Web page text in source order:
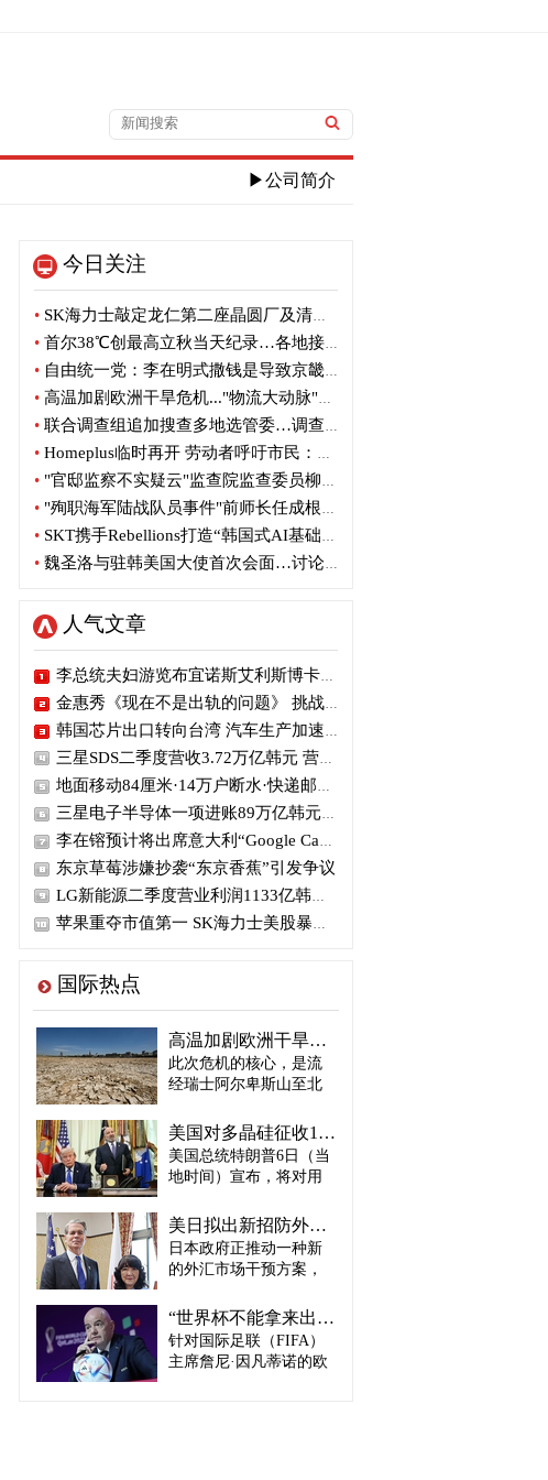
▶公司简介
今日关注
• SK海力士敲定龙仁第二座晶圆厂及清州M17投资
• 首尔38℃创最高立秋当天纪录…各地接连刷新高温纪录
• 自由统一党：李在明式撒钱是导致京畿道财政破产的罪魁祸首
• 高温加剧欧洲干旱危机..."物流大动脉"莱茵河水位创历史新低
• 联合调查组追加搜查多地选管委…调查“篡改统计数据”事件
• Homeplus临时再开 劳动者呼吁市民：请多光临
• "官邸监察不实疑云"监查院监查委员柳炳浩被批捕起诉
• "殉职海军陆战队员事件"前师长任成根被判3年
• SKT携手Rebellions打造“韩国式AI基础设施”
• 魏圣洛与驻韩美国大使首次会面…讨论韩美关系
人气文章
李总统夫妇游览布宜诺斯艾利斯博卡区后启程赴德
金惠秀《现在不是出轨的问题》 挑战黑色幽默
韩国芯片出口转向台湾 汽车生产加速本地化美国
三星SDS二季度营收3.72万亿韩元 营业利润2318亿韩元
地面移动84厘米·14万户断水·快递邮政停摆...熊本陷入瘫痪
三星电子半导体一项进账89万亿韩元....刷新最高季度业绩
李在镕预计将出席意大利“Google Camp” 加快AI合作
东京草莓涉嫌抄袭“东京香蕉”引发争议
LG新能源二季度营业利润1133亿韩元 同比下降77%
苹果重夺市值第一 SK海力士美股暴跌...AI与中国扩产加剧芯片变数
国际热点
高温加剧欧洲干旱危机..."物流大动脉"莱茵河水位创历史新低
此次危机的核心，是流
经瑞士阿尔卑斯山至北
——这条支撑欧洲全域
贸易与产业的核心水
路，每年经此运输的船
只与货物达数千艘、数
位已跌至1880年开始官
方观测以来的最低水
平，由此导致供应链受
量。 在莱茵河流经的德
国杜伊斯堡，河流部分
河段水深已浅至约1.2
美国对多晶硅征收15%关税…遏制中国供应链
美国总统特朗普6日（当
地时间）宣布，将对用
板的核心材料多晶硅产
品征收15%关税，并设定
最低价格。 据《华尔街
日报》（WSJ）等媒体报
华盛顿特区白宫签署公
告，对太阳能相关材料
及设备进口产品征收15%
美日拟出新招防外汇干预“弹药耗尽”：不卖美债 借美元买入日元
日本政府正推动一种新
的外汇市场干预方案，
债，而是从美国联邦储
备委员会（Fed·美联储）
借入美元，再买入日
元。此举既可打乱投机
“世界杯不能拿来出售”…欧洲足坛向因凡蒂诺亮剑
针对国际足联（FIFA）
主席詹尼·因凡蒂诺的欧